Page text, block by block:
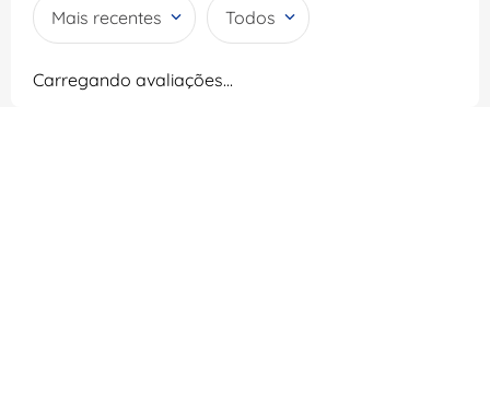
Mais recentes Todos
Carregando avaliações…